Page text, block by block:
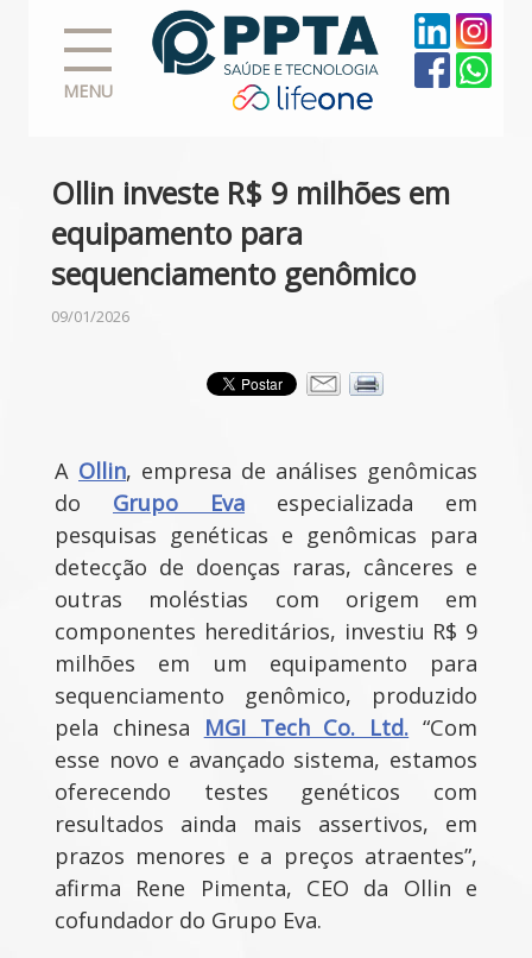
MENU
Ollin investe R$ 9 milhões em
equipamento para
sequenciamento genômico
09/01/2026
A Ollin, empresa de análises genômicas
do Grupo Eva especializada em
pesquisas genéticas e genômicas para
detecção de doenças raras, cânceres e
outras moléstias com origem em
componentes hereditários, investiu R$ 9
milhões em um equipamento para
sequenciamento genômico, produzido
pela chinesa MGI Tech Co. Ltd. “Com
esse novo e avançado sistema, estamos
oferecendo testes genéticos com
resultados ainda mais assertivos, em
prazos menores e a preços atraentes”,
afirma Rene Pimenta, CEO da Ollin e
cofundador do Grupo Eva.